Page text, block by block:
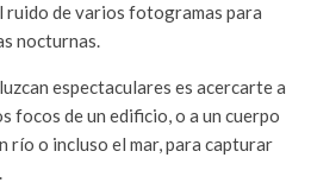
ruido de varios fotogramas para
nocturnas.
espectaculares es acercarte a
focos de un edificio, o a un cuerpo
río o incluso el mar, para capturar